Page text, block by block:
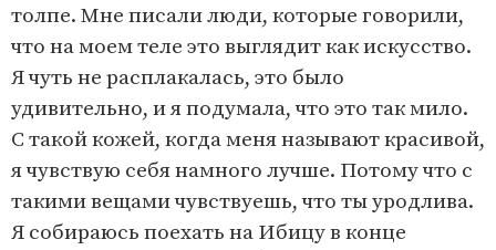
толпе. Мне писали люди, которые говорили,
что на моем теле это выглядит как искусство.
Я чуть не расплакалась, это было
удивительно, и я подумала, что это так мило.
С такой кожей, когда меня называют красивой,
я чувствую себя намного лучше. Потому что с
такими вещами чувствуешь, что ты уродлива.
Я собираюсь поехать на Ибицу в конце